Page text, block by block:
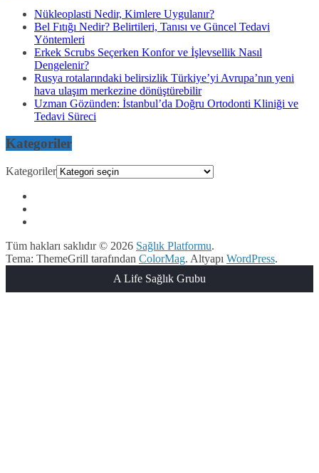
Nükleoplasti Nedir, Kimlere Uygulanır?
Bel Fıtığı Nedir? Belirtileri, Tanısı ve Güncel Tedavi
Yöntemleri
Erkek Scrubs Seçerken Konfor ve İşlevsellik Nasıl
Dengelenir?
Rusya rotalarındaki belirsizlik Türkiye’yi Avrupa’nın yeni
hava ulaşım merkezine dönüştürebilir
Uzman Gözünden: İstanbul’da Doğru Ortodonti Kliniği ve
Tedavi Süreci
Kategoriler
Kategoriler
Tüm hakları saklıdır © 2026 Sağlık Platformu.
Tema: ThemeGrill tarafından ColorMag. Altyapı WordPress.
A Life Sağlık Grubu